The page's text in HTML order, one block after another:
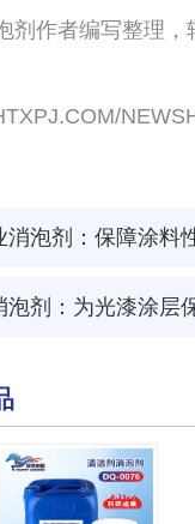
剂作者编写整理，
消泡剂：保障涂料
泡剂：为光漆涂层